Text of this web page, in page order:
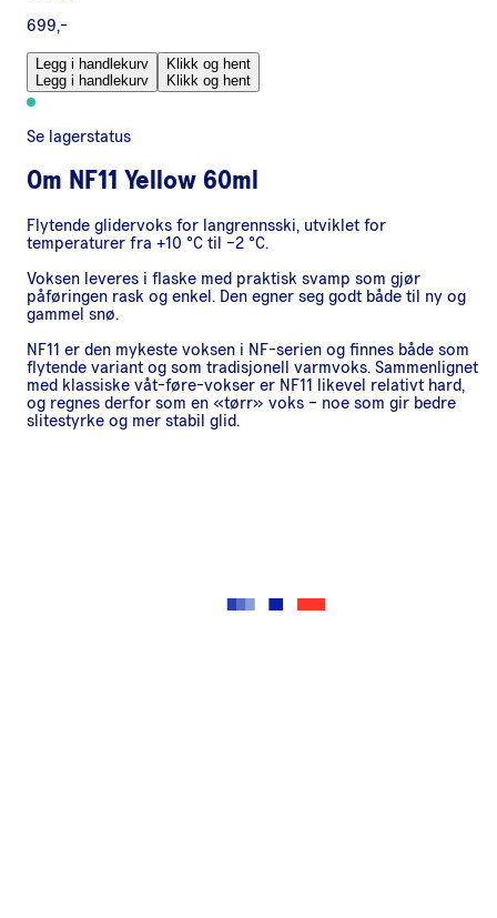
699,-
Legg i handlekurv
Legg i handlekurv
Klikk og hent
Klikk og hent
Se lagerstatus
Om NF11 Yellow 60ml
Flytende glidervoks for langrennsski, utviklet for
temperaturer fra +10 °C til –2 °C.
Voksen leveres i flaske med praktisk svamp som gjør
påføringen rask og enkel. Den egner seg godt både til ny og
gammel snø.
NF11 er den mykeste voksen i NF-serien og finnes både som
flytende variant og som tradisjonell varmvoks. Sammenlignet
med klassiske våt-føre-vokser er NF11 likevel relativt hard,
og regnes derfor som en «tørr» voks – noe som gir bedre
slitestyrke og mer stabil glid.